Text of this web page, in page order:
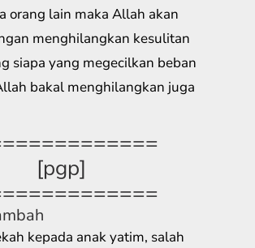
orang lain maka Allah akan
menghilangkan kesulitan
siapa yang megecilkan beban
bakal menghilangkan juga
[pgp]
kepada anak yatim, salah